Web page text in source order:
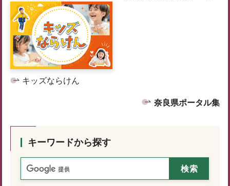
キッズならけん
奈良県ポータル集
キーワードから探す